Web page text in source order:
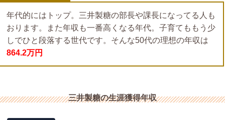
年代的にはトップ。三井製糖の部長や課長になってる人も
おります。また年収も一番高くなる年代。子育てももう少
しでひと段落する世代です。そんな50代の理想の年収は
864.2万円
三井製糖の生涯獲得年収